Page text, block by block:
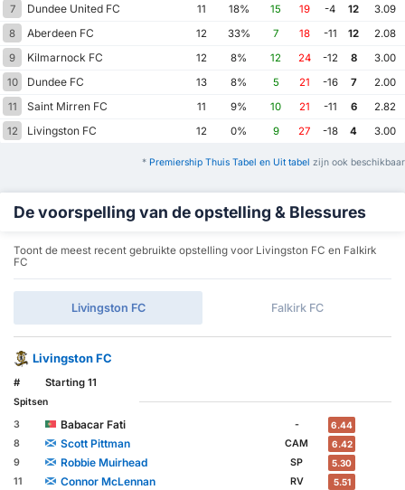
7
Dundee United FC 11 18% 15 19 -4 12
3.09
8
Aberdeen FC 12 33% 7 18 -11 12
2.08
9
Kilmarnock FC 12 8% 12 24 -12 8
3.00
10
Dundee FC 13 8% 5 21 -16 7
2.00
11
Saint Mirren FC 11 9% 10 21 -11 6
2.82
12
Livingston FC 12 0% 9 27 -18 4 3.00
* Premiership Thuis Tabel en Uit tabel zijn ook beschikbaar
De voorspelling van de opstelling & Blessures
Toont de meest recent gebruikte opstelling voor Livingston FC en Falkirk
FC
Livingston FC Falkirk FC
Livingston FC
# Starting 11
Spitsen
3
Babacar Fati - 6.44
8 Scott Pittman CAM 6.42
9 Robbie Muirhead SP 5.30
11 Connor McLennan RV 5.51